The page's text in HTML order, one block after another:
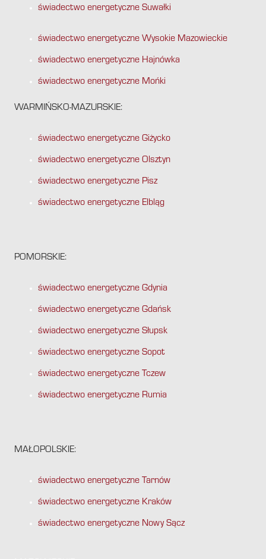
świadectwo energetyczne Suwałki
świadectwo energetyczne Wysokie Mazowieckie
świadectwo energetyczne Hajnówka
świadectwo energetyczne Mońki
WARMIŃSKO-MAZURSKIE:
świadectwo energetyczne Giżycko
świadectwo energetyczne Olsztyn
świadectwo energetyczne Pisz
świadectwo energetyczne Elbląg
POMORSKIE:
świadectwo energetyczne Gdynia
świadectwo energetyczne Gdańsk
świadectwo energetyczne Słupsk
świadectwo energetyczne Sopot
świadectwo energetyczne Tczew
świadectwo energetyczne Rumia
MAŁOPOLSKIE:
świadectwo energetyczne Tarnów
świadectwo energetyczne Kraków
świadectwo energetyczne Nowy Sącz